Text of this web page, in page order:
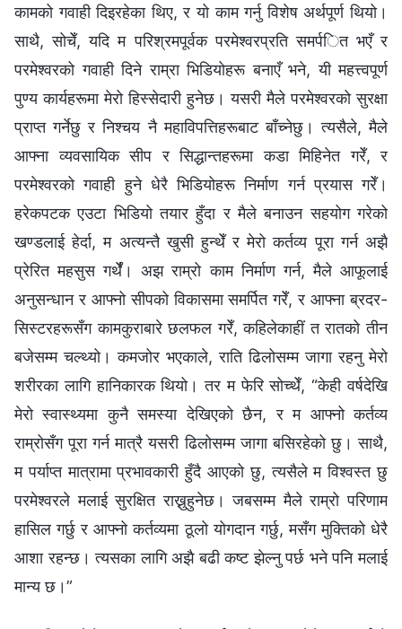
कामको गवाही दिइरहेका थिए, र यो काम गर्नु विशेष अर्थपूर्ण थियो।
साथै, सोचेँ, यदि म परिश्रमपूर्वक परमेश्‍वरप्रति समर्पित भएँ र
परमेश्‍वरको गवाही दिने राम्रा भिडियोहरू बनाएँ भने, यी महत्त्वपूर्ण
पुण्य कार्यहरूमा मेरो हिस्सेदारी हुनेछ। यसरी मैले परमेश्‍वरको सुरक्षा
प्राप्त गर्नेछु र निश्चय नै महाविपत्तिहरूबाट बाँच्नेछु। त्यसैले, मैले
आफ्ना व्यवसायिक सीप र सिद्धान्तहरूमा कडा मिहिनेत गरेँ, र
परमेश्‍वरको गवाही हुने धेरै भिडियोहरू निर्माण गर्न प्रयास गरेँ।
हरेकपटक एउटा भिडियो तयार हुँदा र मैले बनाउन सहयोग गरेको
खण्डलाई हेर्दा, म अत्यन्तै खुसी हुन्थेँ र मेरो कर्तव्य पूरा गर्न अझै
प्रेरित महसुस गर्थेँ। अझ राम्रो काम निर्माण गर्न, मैले आफूलाई
अनुसन्धान र आफ्नो सीपको विकासमा समर्पित गरेँ, र आफ्ना ब्रदर-
सिस्टरहरूसँग कामकुराबारे छलफल गरेँ, कहिलेकाहीं त रातको तीन
बजेसम्म चल्थ्यो। कमजोर भएकाले, राति ढिलोसम्म जागा रहनु मेरो
शरीरका लागि हानिकारक थियो। तर म फेरि सोच्थेँ, “केही वर्षदेखि
मेरो स्वास्थ्यमा कुनै समस्या देखिएको छैन, र म आफ्नो कर्तव्य
राम्रोसँग पूरा गर्न मात्रै यसरी ढिलोसम्म जागा बसिरहेको छु। साथै,
म पर्याप्त मात्रामा प्रभावकारी हुँदै आएको छु, त्यसैले म विश्वस्त छु
परमेश्‍वरले मलाई सुरक्षित राख्नुहुनेछ। जबसम्म मैले राम्रो परिणाम
हासिल गर्छु र आफ्नो कर्तव्यमा ठूलो योगदान गर्छु, मसँग मुक्तिको धेरै
आशा रहन्छ। त्यसका लागि अझै बढी कष्ट झेल्नु पर्छ भने पनि मलाई
मान्य छ।”